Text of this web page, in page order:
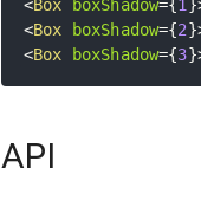
<Box boxShadow={1 }
<Box boxShadow={2}
<Box boxShadow={3}
API